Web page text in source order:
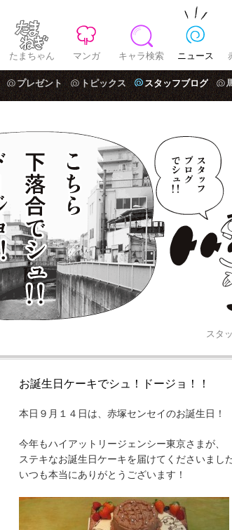
たまちゃん マンガ キャラ検索 ニュース
プレゼント トピックス スタッフブログ
スタ
お誕生日ケーキでシュ！ドージョ！！
本日９月１４日は、赤塚センセイのお誕生日！
今年もハイアットリージェンシー東京さまが、
ステキなお誕生日ケーキを届けてくださいまし
いつも本当にありがとうございます！